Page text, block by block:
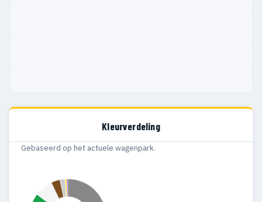
Kleurverdeling
Gebaseerd op het actuele wagenpark.